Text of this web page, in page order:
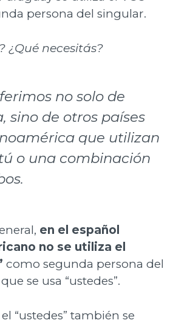
persona del singular.
¿Qué necesitás?
no solo de
sino de otros países
que utilizan
o una combinación
en el español
no se utiliza el
como segunda persona del
se usa “ustedes”.
“ustedes” también se